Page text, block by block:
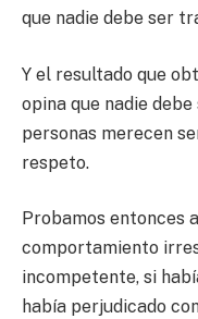
que nadie debe ser
Y el resultado que
opina que nadie
personas merecen
respeto.
Probamos entonces
comportamiento
incompetente, si
había perjudicado